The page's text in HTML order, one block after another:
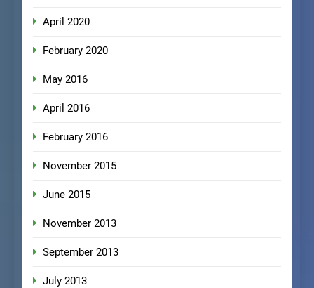
April 2020
February 2020
May 2016
April 2016
February 2016
November 2015
June 2015
November 2013
September 2013
July 2013